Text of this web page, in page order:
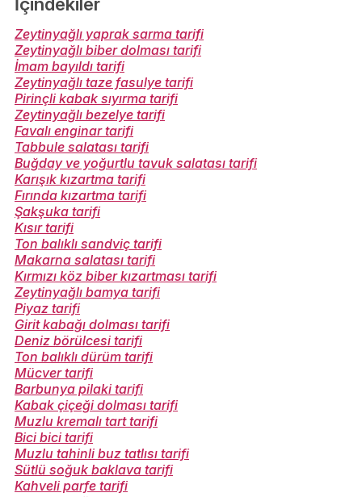
Zeytinyağlı yaprak sarma tarifi
Zeytinyağlı biber dolması tarifi
İmam bayıldı tarifi
Zeytinyağlı taze fasulye tarifi
Pirinçli kabak sıyırma tarifi
Zeytinyağlı bezelye tarifi
Favalı enginar tarifi
Tabbule salatası tarifi
Buğday ve yoğurtlu tavuk salatası tarifi
Karışık kızartma tarifi
Fırında kızartma tarifi
Şakşuka tarifi
Kısır tarifi
Ton balıklı sandviç tarifi
Makarna salatası tarifi
Kırmızı köz biber kızartması tarifi
Zeytinyağlı bamya tarifi
Piyaz tarifi
Girit kabağı dolması tarifi
Deniz börülcesi tarifi
Ton balıklı dürüm tarifi
Mücver tarifi
Barbunya pilaki tarifi
Kabak çiçeği dolması tarifi
Muzlu kremalı tart tarifi
Bici bici tarifi
Muzlu tahinli buz tatlısı tarifi
Sütlü soğuk baklava tarifi
Kahveli parfe tarifi